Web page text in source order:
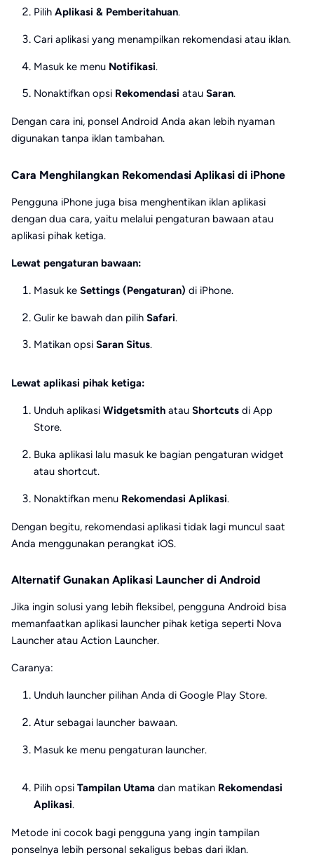
Pilih Aplikasi & Pemberitahuan.
Cari aplikasi yang menampilkan rekomendasi atau iklan.
Masuk ke menu Notifikasi.
Nonaktifkan opsi Rekomendasi atau Saran.
Dengan cara ini, ponsel Android Anda akan lebih nyaman
digunakan tanpa iklan tambahan.
Cara Menghilangkan Rekomendasi Aplikasi di iPhone
Pengguna iPhone juga bisa menghentikan iklan aplikasi
dengan dua cara, yaitu melalui pengaturan bawaan atau
aplikasi pihak ketiga.
Lewat pengaturan bawaan:
Masuk ke Settings (Pengaturan) di iPhone.
Gulir ke bawah dan pilih Safari.
Matikan opsi Saran Situs.
Lewat aplikasi pihak ketiga:
Unduh aplikasi Widgetsmith atau Shortcuts di App
Store.
Buka aplikasi lalu masuk ke bagian pengaturan widget
atau shortcut.
Nonaktifkan menu Rekomendasi Aplikasi.
Dengan begitu, rekomendasi aplikasi tidak lagi muncul saat
Anda menggunakan perangkat iOS.
Alternatif Gunakan Aplikasi Launcher di Android
Jika ingin solusi yang lebih fleksibel, pengguna Android bisa
memanfaatkan aplikasi launcher pihak ketiga seperti Nova
Launcher atau Action Launcher.
Caranya:
Unduh launcher pilihan Anda di Google Play Store.
Atur sebagai launcher bawaan.
Masuk ke menu pengaturan launcher.
Pilih opsi Tampilan Utama dan matikan Rekomendasi
Aplikasi.
Metode ini cocok bagi pengguna yang ingin tampilan
ponselnya lebih personal sekaligus bebas dari iklan.